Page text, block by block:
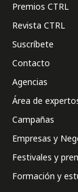
Premios CTRL
Revista CTRL
Suscríbete
Contacto
Agencias
Área de
Campañas
Empresas y
Festivales y
Formación y